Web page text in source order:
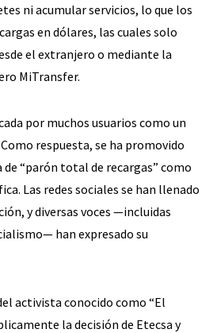
ni acumular servicios, lo que los
en dólares, las cuales solo
el extranjero o mediante la
MiTransfer.
por muchos usuarios como un
respuesta, se ha promovido
de “parón total de recargas” como
Las redes sociales se han llenado
y diversas voces —incluidas
han expresado su
activista conocido como “El
la decisión de Etecsa y